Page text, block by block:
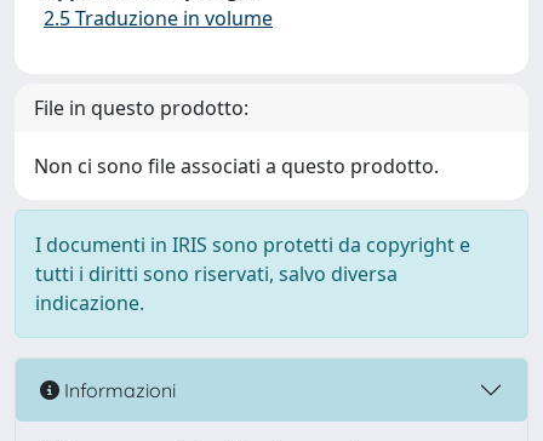
2.5 Traduzione in volume
File in questo prodotto:
Non ci sono file associati a questo prodotto.
I documenti in IRIS sono protetti da copyright e
tutti i diritti sono riservati, salvo diversa
indicazione.
Informazioni